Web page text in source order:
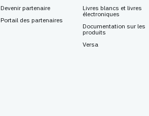
Devenir partenaire
Portail des partenaires
Livres blancs et livres
électroniques
Documentation sur les
produits
Versa